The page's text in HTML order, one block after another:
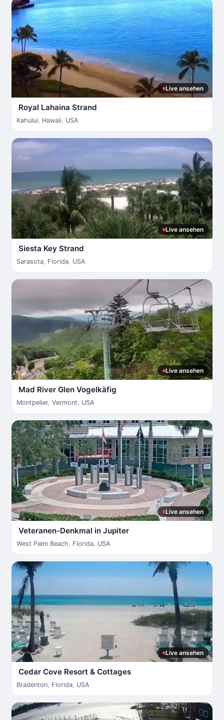
Live ansehen
Royal Lahaina Strand
Kahului, Hawaii, USA
Live ansehen
Siesta Key Strand
Sarasota, Florida, USA
Live ansehen
Mad River Glen Vogelkäfig
Montpelier, Vermont, USA
Live ansehen
Veteranen-Denkmal in Jupiter
West Palm Beach, Florida, USA
Live ansehen
Cedar Cove Resort & Cottages
Bradenton, Florida, USA